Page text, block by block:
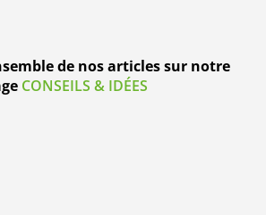
de nos articles sur notre
CONSEILS & IDÉES